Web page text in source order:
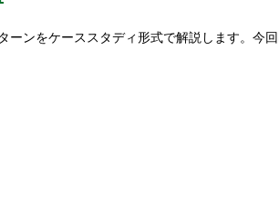
ンをケーススタディ形式で解説します。今